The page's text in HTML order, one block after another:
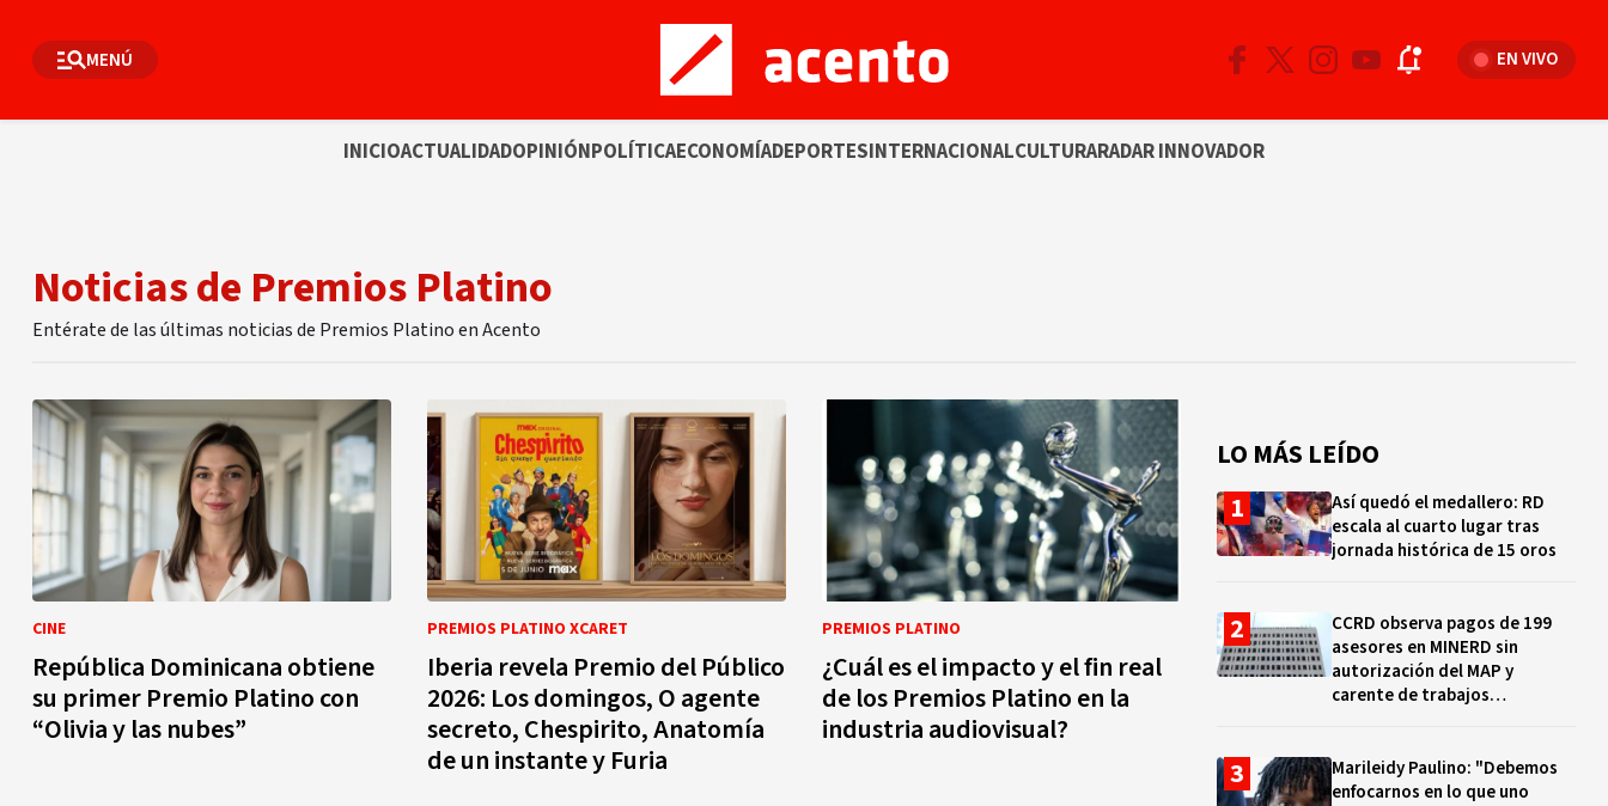
MENÚ EN VIVO
INICIOACTUALIDADOPINIÓNPOLÍTICAECONOMÍADEPORTESINTERNACIONALCULTURARADAR INNOVADOR
Noticias de Premios Platino
Entérate de las últimas noticias de Premios Platino en Acento
CINE
República Dominicana obtiene
su primer Premio Platino con
“Olivia y las nubes”
PREMIOS PLATINO XCARET
Iberia revela Premio del Público
2026: Los domingos, O agente
secreto, Chespirito, Anatomía
de un instante y Furia
PREMIOS PLATINO
¿Cuál es el impacto y el fin real
de los Premios Platino en la
industria audiovisual?
LO MÁS LEÍDO
Así quedó el medallero: RD
escala al cuarto lugar tras
jornada histórica de 15 oros
CCRD observa pagos de 199
asesores en MINERD sin
autorización del MAP y
carente de trabajos
Marileidy Paulino: "Debemos
enfocarnos en lo que uno